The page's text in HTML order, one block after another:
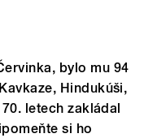
bylo mu 94
Hindukúši,
letech zakládal
si ho